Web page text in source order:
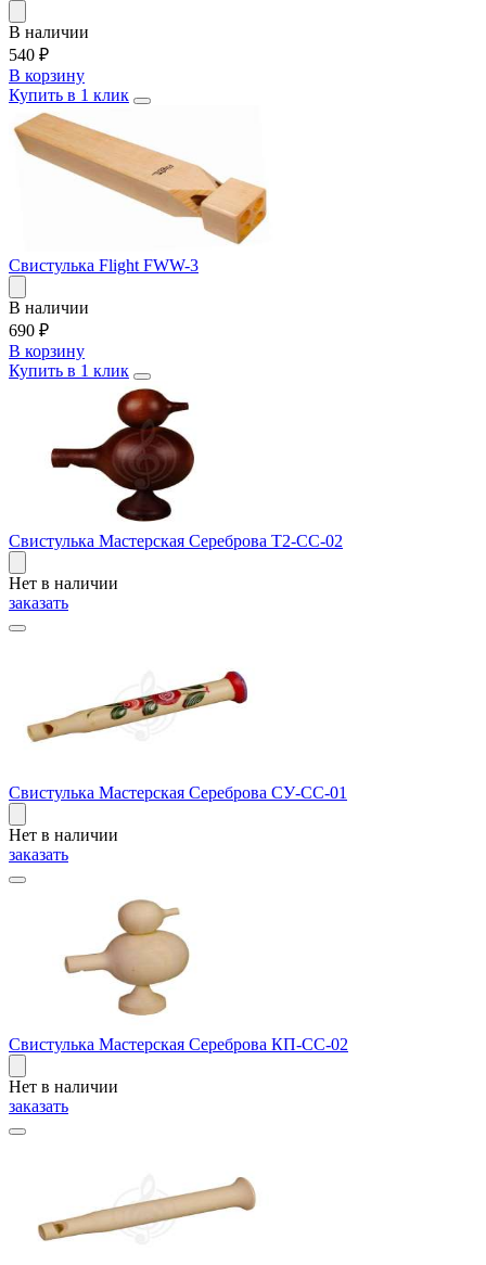
В наличии
540 ₽
В корзину
Купить в 1 клик
Свистулька Flight FWW-3
В наличии
690 ₽
В корзину
Купить в 1 клик
Свистулька Мастерская Сереброва Т2-СС-02
Нет в наличии
заказать
Свистулька Мастерская Сереброва СУ-СС-01
Нет в наличии
заказать
Свистулька Мастерская Сереброва КП-СС-02
Нет в наличии
заказать